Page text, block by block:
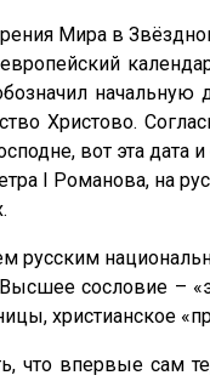
Мира в
Христово.
вот эта
I Романова, на
русским
сословие –
христианское
что впервые сам